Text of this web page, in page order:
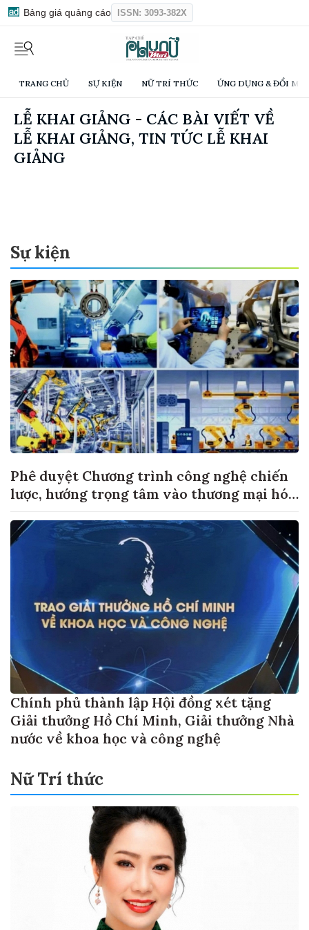
Bảng giá quảng cáo ISSN: 3093-382X
TRANG CHỦ SỰ KIỆN NỮ TRÍ THỨC ỨNG DỤNG & ĐỔI
LỄ KHAI GIẢNG - CÁC BÀI VIẾT VỀ
LỄ KHAI GIẢNG, TIN TỨC LỄ KHAI
GIẢNG
Sự kiện
Phê duyệt Chương trình công nghệ chiến
lược, hướng trọng tâm vào thương mại hóa
Chính phủ thành lập Hội đồng xét tặng
Giải thưởng Hồ Chí Minh, Giải thưởng Nhà
nước về khoa học và công nghệ
Nữ Trí thức